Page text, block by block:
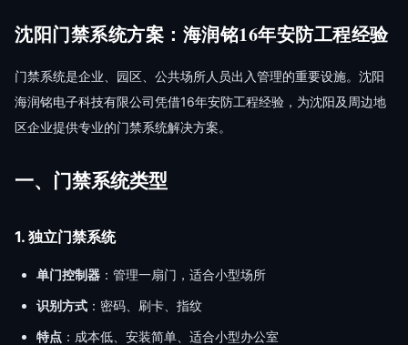
沈阳门禁系统方案：海润铭16年安防工程经验
门禁系统是企业、园区、公共场所人员出入管理的重要设施。沈阳
海润铭电子科技有限公司凭借16年安防工程经验，为沈阳及周边地
区企业提供专业的门禁系统解决方案。
一、门禁系统类型
1. 独立门禁系统
单门控制器 ：管理一扇门，适合小型场所
识别方式 ：密码、刷卡、指纹
特点 ：成本低、安装简单、适合小型办公室